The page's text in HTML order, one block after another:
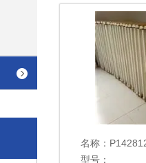
名称：
型号：